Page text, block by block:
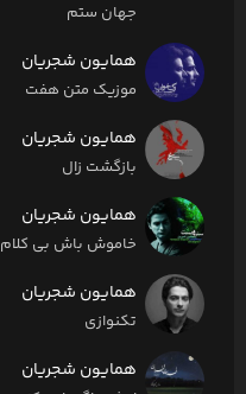
جهان ستم
همایون شجریان
موزیک متن هفت
همایون شجریان
بازگشت زال
همایون شجریان
خاموش باش بی کلام
همایون شجریان
تکنوازی
همایون شجریان